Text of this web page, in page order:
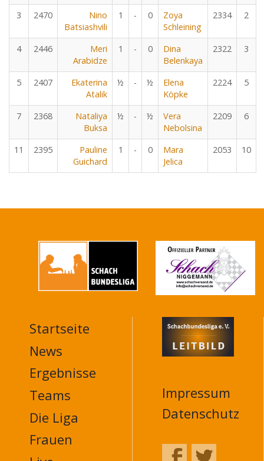
3 2470
Nino
Batsiashvili
1 - 0
Zoya
Schleining
2334 2
4 2446
Meri
Arabidze
1 - 0
Dina
Belenkaya
2322 3
5 2407
Ekaterina
Atalik
½ - ½
Elena
Köpke
2224 5
7 2368
Nataliya
Buksa
½ - ½
Vera
Nebolsina
2209 6
11 2395
Pauline
Guichard
1 - 0
Mara
Jelica
2053 10
MAIN
NAVIGATION
FOOTER
Startseite
News
Ergebnisse
Teams
Die Liga
Frauen
Impressum
Datenschutz